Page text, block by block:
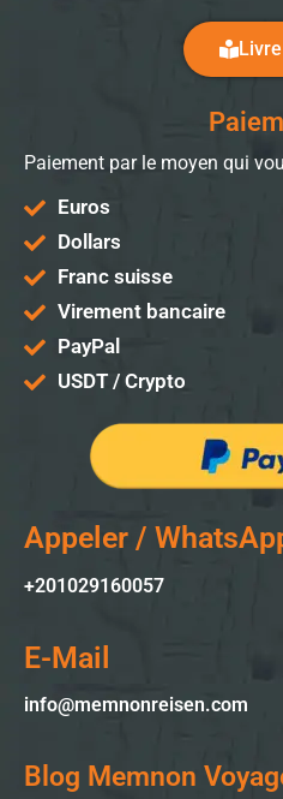
Paiement par le moyen qui
Euros
Dollars
Franc suisse
Virement bancaire
PayPal
USDT / Crypto
Appeler /
+201029160057
E-Mail
info@memnonreisen.com
Blog Memnon